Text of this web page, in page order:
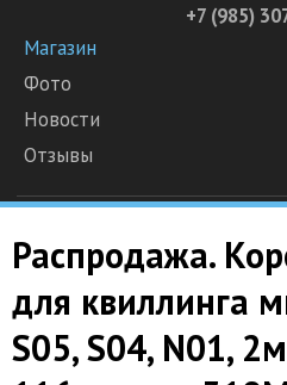
+7 (985)
Магазин
Фото
Новости
Отзывы
Распродажа.
для квиллинга
S05, S04, N01,